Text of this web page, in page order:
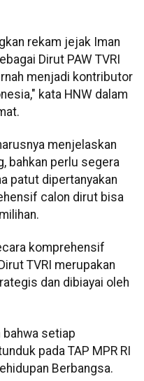
rekam jejak Iman
Dirut PAW TVRI
menjadi kontributor
kata HNW dalam
menjelaskan
bahkan perlu segera
patut dipertanyakan
calon dirut bisa
komprehensif
TVRI merupakan
dan dibiayai oleh
setiap
pada TAP MPR RI
Berbangsa.